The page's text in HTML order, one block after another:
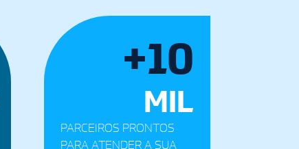
+10
MIL
PARCEIROS PRONTOS
PARA ATENDER A SUA